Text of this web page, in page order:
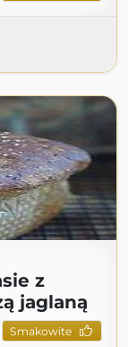
z
jaglaną
Smakowite